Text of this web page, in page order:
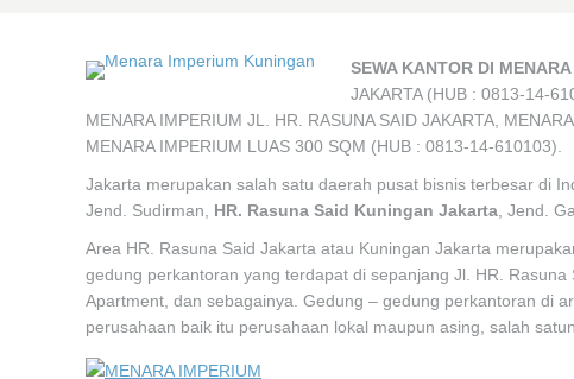
SEWA KANTOR DI
JAKARTA (HUB : 0813-14-
MENARA IMPERIUM JL. HR. RASUNA SAID JAKARTA,
MENARA IMPERIUM LUAS 300 SQM (HUB : 0813-14-610103).
Jakarta merupakan salah satu daerah pusat bisnis terbesar di
Jend. Sudirman, HR. Rasuna Said Kuningan Jakarta , Jend.
Area HR. Rasuna Said Jakarta atau Kuningan Jakarta
gedung perkantoran yang terdapat di sepanjang Jl. HR.
Apartment, dan sebagainya. Gedung – gedung perkantoran di
perusahaan baik itu perusahaan lokal maupun asing, salah